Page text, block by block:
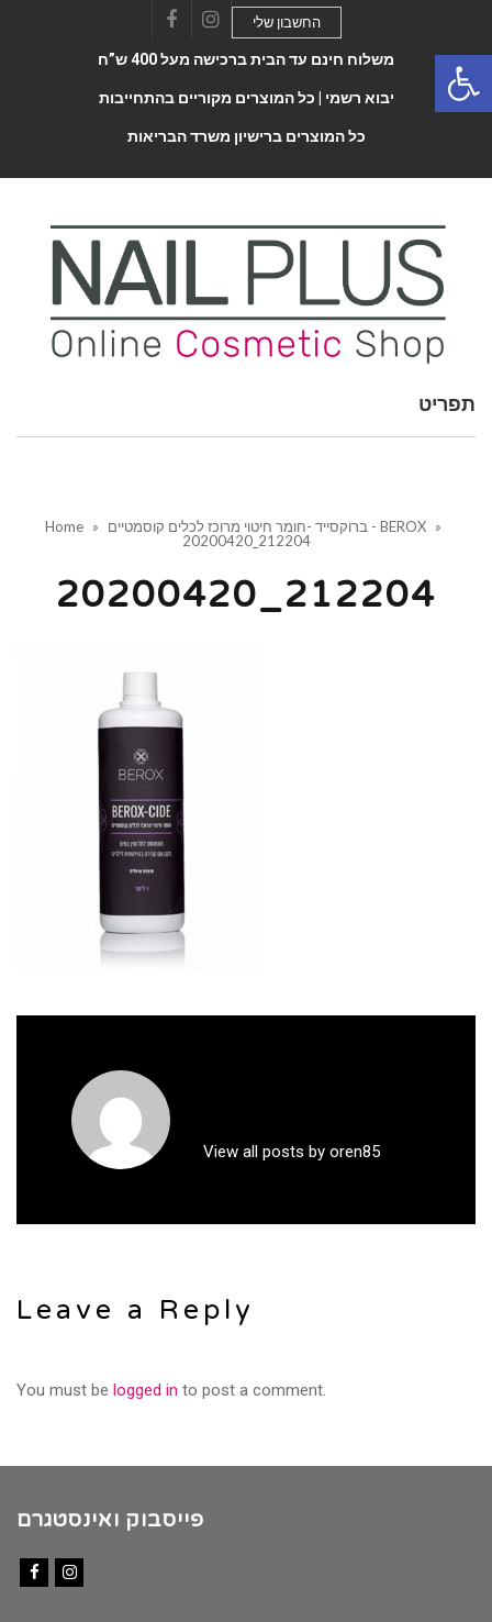
FacebookInstagram
החשבון שלי
משלוח חינם עד הבית ברכישה מעל 400 ש”ח
יבוא רשמי | כל המוצרים מקוריים בהתחייבות
כל המוצרים ברישיון משרד הבריאות
Toggle
תפריט
Home » ברוקסייד -חומר חיטוי מרוכז לכלים קוסמטיים - BEROX »
20200420_212204
20200420_212204
View all posts by oren85
Leave a Reply
You must be logged in to post a comment.
פייסבוק ואינסטגרם